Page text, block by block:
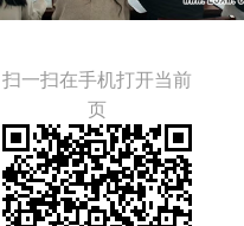
扫一扫在手机打开当前
页